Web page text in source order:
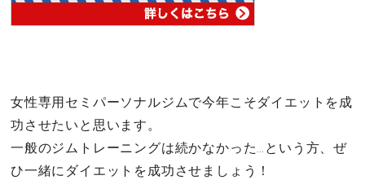
女性専用セミパーソナルジムで今年こそダイエットを成
功させたいと思います。
一般のジムトレーニングは続かなかった…という方、ぜ
ひ一緒にダイエットを成功させましょう！